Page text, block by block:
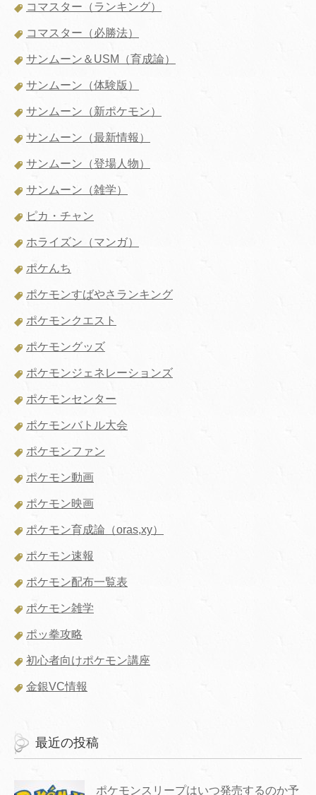
コマスター（ランキング）
コマスター（必勝法）
サンムーン＆USM（育成論）
サンムーン（体験版）
サンムーン（新ポケモン）
サンムーン（最新情報）
サンムーン（登場人物）
サンムーン（雑学）
ピカ・チャン
ホライズン（マンガ）
ポケんち
ポケモンすばやさランキング
ポケモンクエスト
ポケモングッズ
ポケモンジェネレーションズ
ポケモンセンター
ポケモンバトル大会
ポケモンファン
ポケモン動画
ポケモン映画
ポケモン育成論（oras,xy）
ポケモン速報
ポケモン配布一覧表
ポケモン雑学
ポッ拳攻略
初心者向けポケモン講座
金銀VC情報
最近の投稿
ポケモンスリープはいつ発売するのか予